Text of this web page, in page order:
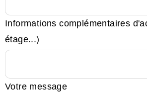
Informations complémentaires
étage...)
Votre message